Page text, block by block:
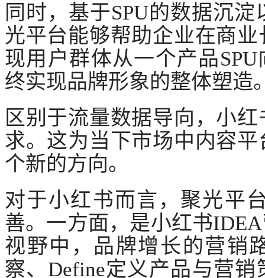
同时，基于SPU的数据沉
光平台能够帮助企业在商
现用户群体从一个产品
终实现品牌形象的整体塑造
区别于流量数据导向，小
求。这为当下市场中内容
个新的方向。
对于小红书而言，聚光平
善。一方面，是小红书
视野中，品牌增长的营销
察、Define定义产品与营销